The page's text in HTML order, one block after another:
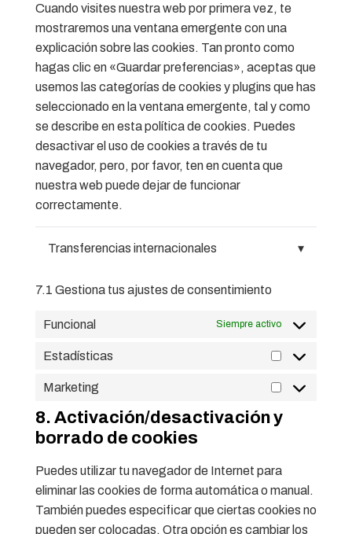
Cuando visites nuestra web por primera vez, te
mostraremos una ventana emergente con una
explicación sobre las cookies. Tan pronto como
hagas clic en «Guardar preferencias», aceptas que
usemos las categorías de cookies y plugins que has
seleccionado en la ventana emergente, tal y como
se describe en esta política de cookies. Puedes
desactivar el uso de cookies a través de tu
navegador, pero, por favor, ten en cuenta que
nuestra web puede dejar de funcionar
correctamente.
Transferencias internacionales ▾
7.1 Gestiona tus ajustes de consentimiento
Funcional Siempre activo
Estadísticas
Marketing
8. Activación/desactivación y
borrado de cookies
Puedes utilizar tu navegador de Internet para
eliminar las cookies de forma automática o manual.
También puedes especificar que ciertas cookies no
pueden ser colocadas. Otra opción es cambiar los